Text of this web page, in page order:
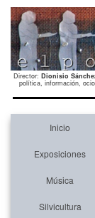
Director: Dionisio
política, información,
Inicio
Exposiciones
Música
Silvicultura